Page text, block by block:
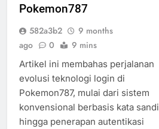
Pokemon787
582a3b2
9 months
ago
0 9 mins
Artikel ini membahas perjalanan
evolusi teknologi login di
Pokemon787, mulai dari sistem
konvensional berbasis kata sandi
hingga penerapan autentikasi